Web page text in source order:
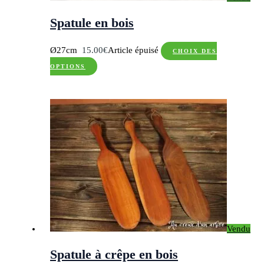
la
page
du
produit
Spatule en bois
Ø27cm 15.00€Article épuisé CHOIX DES
OPTIONS
Ce
plusieurs
variations.
Les
options
peuvent
être
choisies
sur
la
page
Vendu
Spatule à crêpe en bois